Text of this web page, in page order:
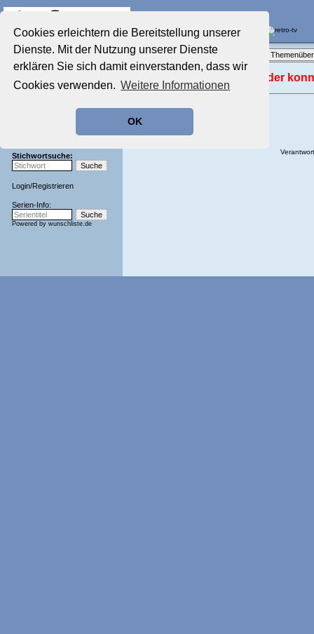
Cookies erleichtern die Bereitstellung unserer
Dienste. Mit der Nutzung unserer Dienste
erklären Sie sich damit einverstanden, dass wir
Cookies verwenden. Weitere Informationen
OK
Startseite
Aktuelles Forum
Film-Forum
Zeichentrick-Forum
Stichwortsuche:
Login/Registrieren
Serien-Info:
Powered by wunschliste.de
Leider